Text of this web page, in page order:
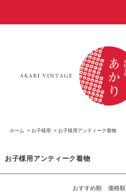
ホーム > お子様用 > お子様用アンティーク着物
お子様用アンティーク着物
おすすめ順 価格順